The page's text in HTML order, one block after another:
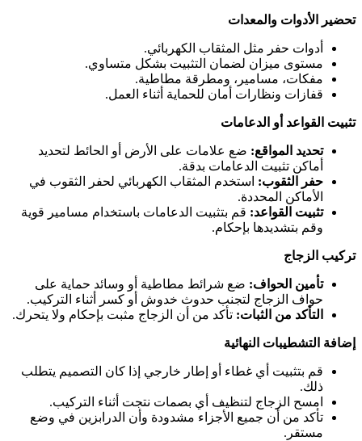
تحضير الأدوات والمعدات
أدوات حفر مثل المثقاب الكهربائي.
مستوى ميزان لضمان التثبيت بشكل متساوي.
مفكات، مسامير، ومطرقة مطاطية.
قفازات ونظارات أمان للحماية أثناء العمل.
تثبيت القواعد أو الدعامات
تحديد المواقع: ضع علامات على الأرض أو الحائط لتحديد
أماكن تثبيت الدعامات بدقة.
حفر الثقوب: استخدم المثقاب الكهربائي لحفر الثقوب في
الأماكن المحددة.
تثبيت القواعد: قم بتثبيت الدعامات باستخدام مسامير قوية
وقم بتشديدها بإحكام.
تركيب الزجاج
تأمين الحواف: ضع شرائط مطاطية أو وسائد حماية على
حواف الزجاج لتجنب حدوث خدوش أو كسر أثناء التركيب.
التأكد من الثبات: تأكد من أن الزجاج مثبت بإحكام ولا يتحرك.
إضافة التشطيبات النهائية
قم بتثبيت أي غطاء أو إطار خارجي إذا كان التصميم يتطلب
ذلك.
امسح الزجاج لتنظيف أي بصمات نتجت أثناء التركيب.
تأكد من أن جميع الأجزاء مشدودة وأن الدرابزين في وضع
مستقر.